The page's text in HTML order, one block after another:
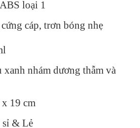
loại 1
cáp, trơn bóng nhẹ
nhám dương thẫm và
19 cm
sỉ & Lẻ